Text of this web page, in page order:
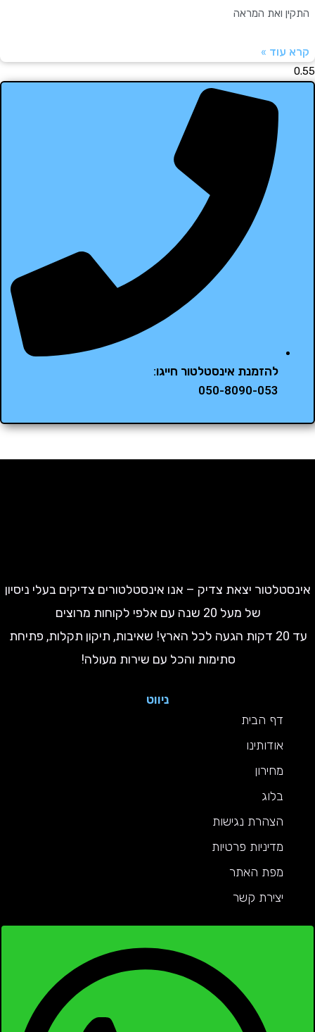
ואת המראה
עוד »
להזמנת אינסטלטור חייגו:
050-8090-053
יצאת צדיק – אנו אינסטלטורים צדיקים בעלי ניסיון
של מעל 20 שנה עם אלפי לקוחות מרוצים
עד 20 דקות הגעה לכל הארץ! שאיבות, תיקון תקלות, פתיחת
סתימות והכל עם שירות מעולה!
ניווט
דף הבית
אודותינו
מחירון
בלוג
הצהרת נגישות
מדיניות פרטיות
מפת האתר
יצירת קשר